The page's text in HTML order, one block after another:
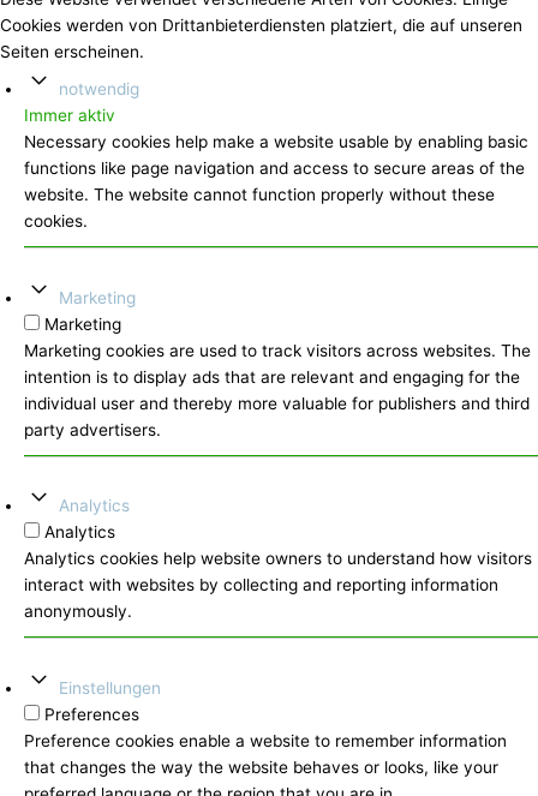
Cookies werden von Drittanbieterdiensten platziert, die auf unseren
Seiten erscheinen.
notwendig
Immer aktiv
Necessary cookies help make a website usable by enabling basic
functions like page navigation and access to secure areas of the
website. The website cannot function properly without these
cookies.
Marketing
Marketing
Marketing cookies are used to track visitors across websites. The
intention is to display ads that are relevant and engaging for the
individual user and thereby more valuable for publishers and third
party advertisers.
Analytics
Analytics
Analytics cookies help website owners to understand how visitors
interact with websites by collecting and reporting information
anonymously.
Einstellungen
Preferences
Preference cookies enable a website to remember information
that changes the way the website behaves or looks, like your